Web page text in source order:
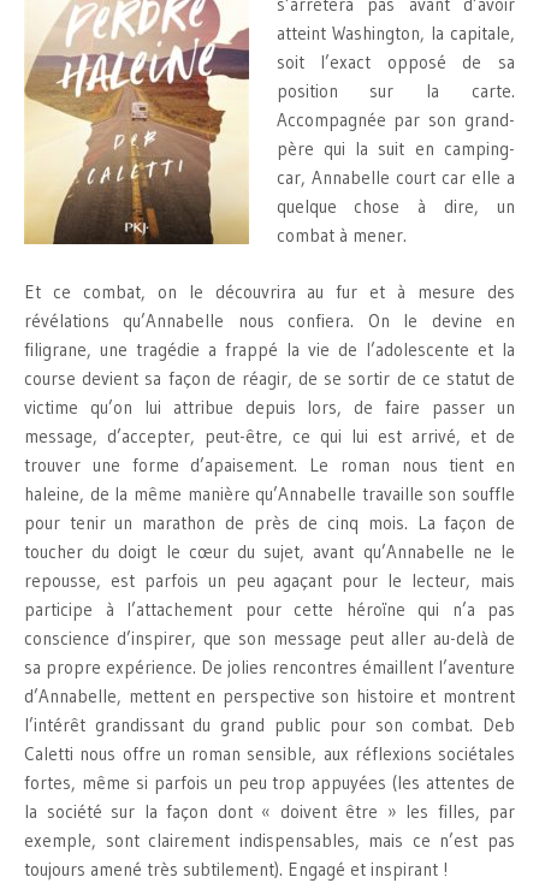
atteint Washington, la capitale,
soit l’exact opposé de sa
position sur la carte.
Accompagnée par son grand-
père qui la suit en camping-
car, Annabelle court car elle a
quelque chose à dire, un
combat à mener.
Et ce combat, on le découvrira au fur et à mesure des
révélations qu’Annabelle nous confiera. On le devine en
filigrane, une tragédie a frappé la vie de l’adolescente et la
course devient sa façon de réagir, de se sortir de ce statut de
victime qu’on lui attribue depuis lors, de faire passer un
message, d’accepter, peut-être, ce qui lui est arrivé, et de
trouver une forme d’apaisement. Le roman nous tient en
haleine, de la même manière qu’Annabelle travaille son souffle
pour tenir un marathon de près de cinq mois. La façon de
toucher du doigt le cœur du sujet, avant qu’Annabelle ne le
repousse, est parfois un peu agaçant pour le lecteur, mais
participe à l’attachement pour cette héroïne qui n’a pas
conscience d’inspirer, que son message peut aller au-delà de
sa propre expérience. De jolies rencontres émaillent l’aventure
d’Annabelle, mettent en perspective son histoire et montrent
l’intérêt grandissant du grand public pour son combat. Deb
Caletti nous offre un roman sensible, aux réflexions sociétales
fortes, même si parfois un peu trop appuyées (les attentes de
la société sur la façon dont « doivent être » les filles, par
exemple, sont clairement indispensables, mais ce n’est pas
toujours amené très subtilement). Engagé et inspirant !